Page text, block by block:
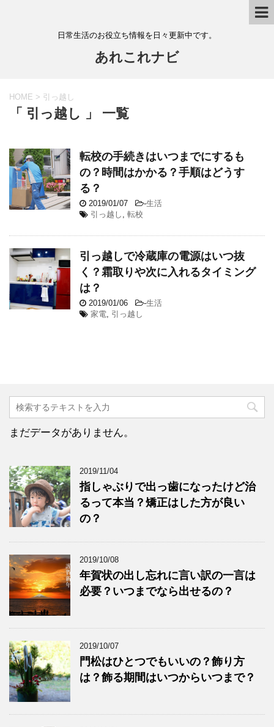
日常生活のお役立ち情報を日々更新中です。
あれこれナビ
HOME > 引っ越し
「 引っ越し 」 一覧
転校の手続きはいつまでにするも
の？時間はかかる？手順はどうす
る？
2019/01/07 -生活
引っ越し , 転校
引っ越しで冷蔵庫の電源はいつ抜
く？霜取りや次に入れるタイミング
は？
2019/01/06 -生活
家電, 引っ越し
まだデータがありません。
2019/11/04
指しゃぶりで出っ歯になったけど治
るって本当？矯正はした方が良い
の？
2019/10/08
年賀状の出し忘れに言い訳の一言は
必要？いつまでなら出せるの？
2019/10/07
門松はひとつでもいいの？飾り方
は？飾る期間はいつからいつまで？